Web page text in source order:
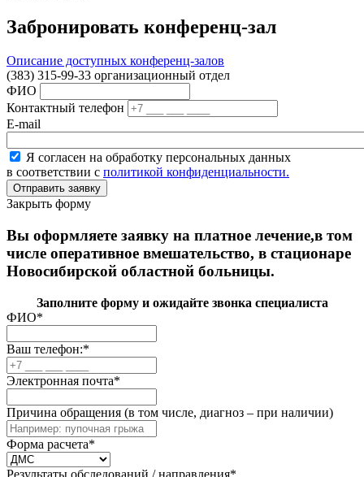
Забронировать конференц-зал
Описание доступных конференц-залов
(383) 315-99-33 организационный отдел
ФИО
Контактный телефон
E-mail
Я согласен на обработку персональных данных
в соответствии с политикой конфиденциальности.
Закрыть форму
Вы оформляете заявку на платное лечение,в том
числе оперативное вмешательство, в стационаре
Новосибирской областной больницы.
Заполните форму и ожидайте звонка специалиста
ФИО*
Ваш телефон:*
Электронная почта*
Причина обращения (в том числе, диагноз – при наличии)
Форма расчета*
Результаты обследований / направления*